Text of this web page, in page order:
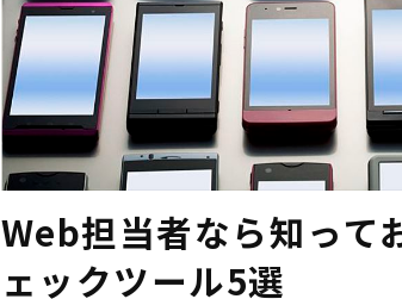
Web担当者なら知って
ェックツール5選